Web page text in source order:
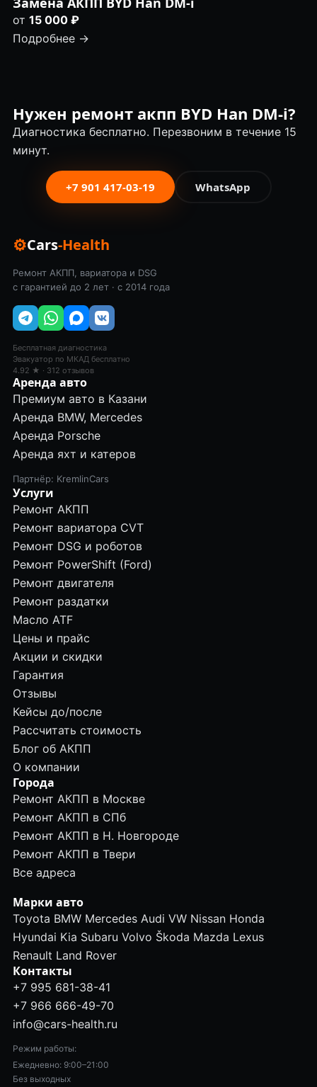
от 15 000 ₽
Подробнее →
Нужен ремонт акпп BYD Han DM-i?
Диагностика бесплатно. Перезвоним в течение 15
минут.
+7 901 417-03-19 WhatsApp
⚙Cars-Health
Ремонт АКПП, вариатора и DSG
с гарантией до 2 лет · с 2014 года
Бесплатная диагностика
Эвакуатор по МКАД бесплатно
4.92 ★ · 312 отзывов
Аренда авто
Премиум авто в Казани
Аренда BMW, Mercedes
Аренда Porsche
Аренда яхт и катеров
Партнёр: KremlinCars
Услуги
Ремонт АКПП
Ремонт вариатора CVT
Ремонт DSG и роботов
Ремонт PowerShift (Ford)
Ремонт двигателя
Ремонт раздатки
Масло ATF
Цены и прайс
Акции и скидки
Гарантия
Отзывы
Кейсы до/после
Рассчитать стоимость
Блог об АКПП
О компании
Города
Ремонт АКПП в Москве
Ремонт АКПП в СПб
Ремонт АКПП в Н. Новгороде
Ремонт АКПП в Твери
Все адреса
Марки авто
Toyota BMW Mercedes Audi VW Nissan Honda
Hyundai Kia Subaru Volvo Škoda Mazda Lexus
Renault Land Rover
Контакты
+7 995 681-38-41
+7 966 666-49-70
info@cars-health.ru
Режим работы:
Ежедневно: 9:00–21:00
Без выходных